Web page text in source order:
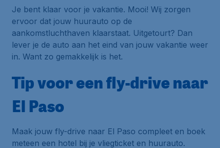
Je bent klaar voor je vakantie. Mooi! Wij zorgen
ervoor dat jouw huurauto op de
aankomstluchthaven klaarstaat. Uitgetourt? Dan
lever je de auto aan het eind van jouw vakantie weer
in. Want zo gemakkelijk is het.
Tip voor een fly-drive naar
El Paso
Maak jouw fly-drive naar El Paso compleet en boek
meteen een hotel bij je vliegticket en huurauto.